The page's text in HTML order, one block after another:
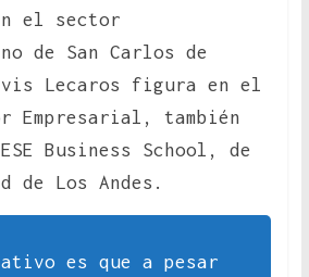
el sector
de San Carlos de
Lecaros figura en el
Empresarial, también
Business School, de
de Los Andes.
es que a pesar